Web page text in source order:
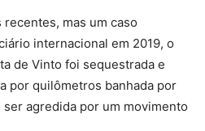
mas um caso
internacional em 2019, o
de Vinto foi sequestrada e
por quilômetros banhada por
agredida por um movimento